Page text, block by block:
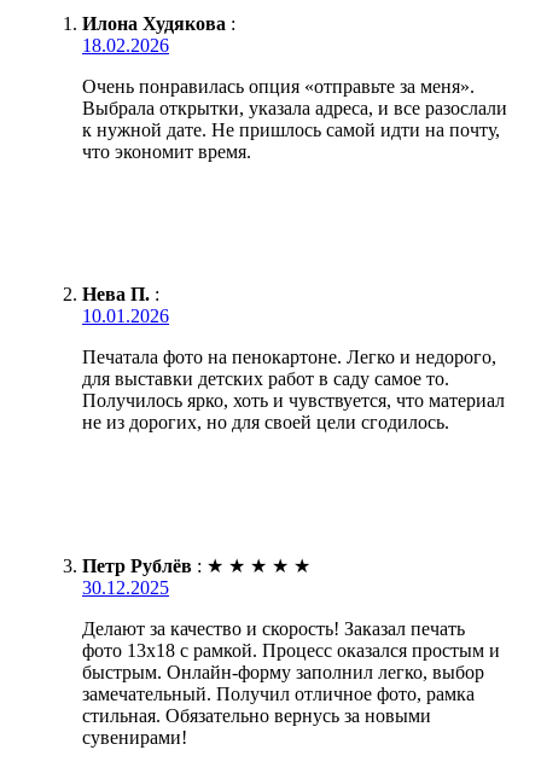
Илона Худякова :
18.02.2026
Очень понравилась опция «отправьте за меня».
Выбрала открытки, указала адреса, и все разослали
к нужной дате. Не пришлось самой идти на почту,
что экономит время.
Нева П. :
10.01.2026
Печатала фото на пенокартоне. Легко и недорого,
для выставки детских работ в саду самое то.
Получилось ярко, хоть и чувствуется, что материал
не из дорогих, но для своей цели сгодилось.
Петр Рублёв : ★ ★ ★ ★ ★
30.12.2025
Делают за качество и скорость! Заказал печать
фото 13х18 с рамкой. Процесс оказался простым и
быстрым. Онлайн-форму заполнил легко, выбор
замечательный. Получил отличное фото, рамка
стильная. Обязательно вернусь за новыми
сувенирами!